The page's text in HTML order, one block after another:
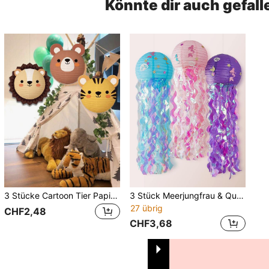
Könnte dir auch
3 Stücke Cartoon Tier Papierlaterne, Jungle Tiere Tiger, Löwe, Bär hängende Papierlaterne für Geburtstagsfest, Baby-Shower Deko, Weihnachten
CHF2,48
3 Stück Meerjungfrau & Qualle Papier Laternen Meeresthema Party Deko, Schlafzimmer & Raum Hänge Laternen, Schulbeginn, Valentinstag
27 übrig
CHF3,68